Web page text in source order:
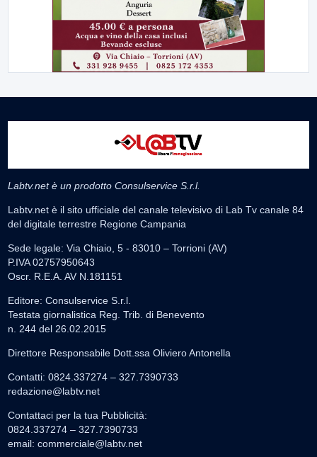
Labtv.net è un prodotto Consulservice S.r.l.
Labtv.net è il sito ufficiale del canale televisivo di Lab Tv canale 84
del digitale terrestre Regione Campania
Sede legale: Via Chiaio, 5 - 83010 – Torrioni (AV)
P.IVA 02757950643
Oscr. R.E.A. AV N.181151
Editore: Consulservice S.r.l.
Testata giornalistica Reg. Trib. di Benevento
n. 244 del 26.02.2015
Direttore Responsabile Dott.ssa Oliviero Antonella
Contatti: 0824.337274 – 327.7390733
redazione@labtv.net
Contattaci per la tua Pubblicità:
0824.337274 – 327.7390733
email: commerciale@labtv.net